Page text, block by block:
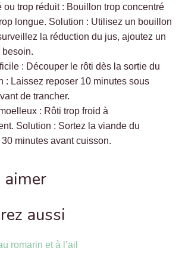
ou trop réduit : Bouillon trop concentré
longue. Solution : Utilisez un bouillon
la réduction du jus, ajoutez un
besoin.
: Découper le rôti dès la sortie du
: Laissez reposer 10 minutes sous
de trancher.
: Rôti trop froid à
Solution : Sortez la viande du
minutes avant cuisson.
aimer
aussi
romarin et à l’ail